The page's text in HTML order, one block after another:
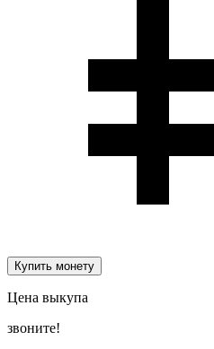
Купить монету
Цена выкупа
звоните!